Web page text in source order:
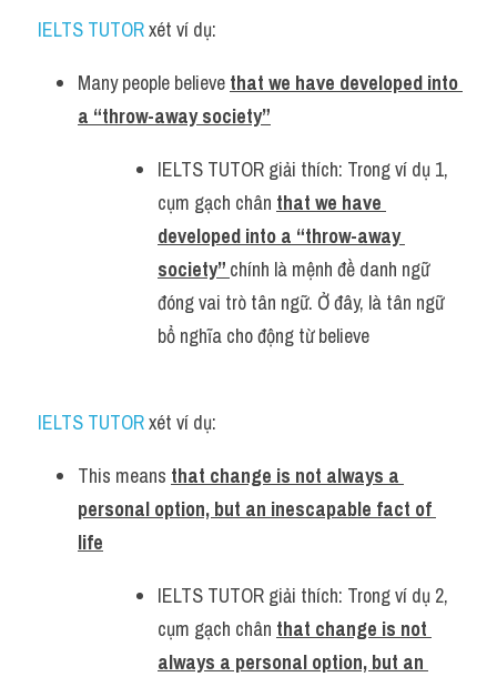
IELTS TUTOR xét ví dụ:
Many people believe that we have developed into
a “throw-away society”
IELTS TUTOR giải thích: Trong ví dụ 1,
cụm gạch chân that we have
developed into a “throw-away
society” chính là mệnh đề danh ngữ
đóng vai trò tân ngữ. Ở đây, là tân ngữ
bổ nghĩa cho động từ believe
IELTS TUTOR xét ví dụ:
This means that change is not always a
personal option, but an inescapable fact of
life
IELTS TUTOR giải thích: Trong ví dụ 2,
cụm gạch chân that change is not
always a personal option, but an